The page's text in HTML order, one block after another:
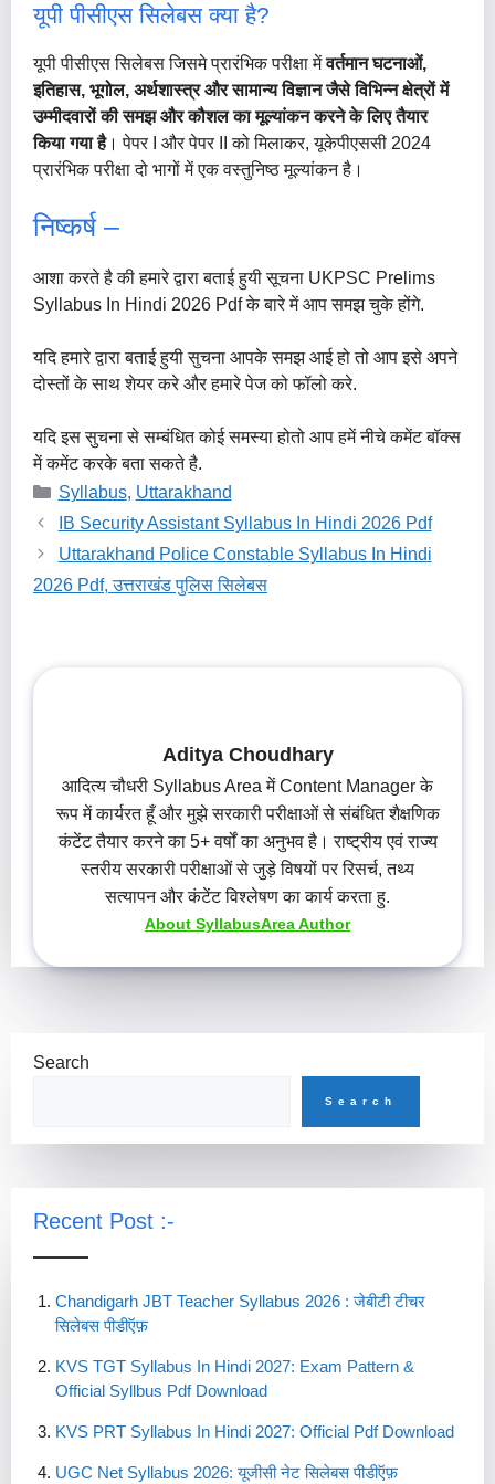
यूपी पीसीएस सिलेबस क्या है?
यूपी पीसीएस सिलेबस जिसमे प्रारंभिक परीक्षा मेंवर्तमान घटनाओं,
इतिहास, भूगोल, अर्थशास्त्र और सामान्य विज्ञान जैसे विभिन्न क्षेत्रों में
उम्मीदवारों की समझ और कौशल का मूल्यांकन करने के लिए तैयार
किया गया है। पेपर I और पेपर II को मिलाकर, यूकेपीएससी 2024
प्रारंभिक परीक्षा दो भागों में एक वस्तुनिष्ठ मूल्यांकन है।
निष्कर्ष –
आशा करते है की हमारे द्वारा बताई हुयी सूचना UKPSC Prelims
Syllabus In Hindi 2026 Pdf के बारे में आप समझ चुके होंगे.
यदि हमारे द्वारा बताई हुयी सुचना आपके समझ आई हो तो आप इसे अपने
दोस्तों के साथ शेयर करे और हमारे पेज को फॉलो करे.
यदि इस सुचना से सम्बंधित कोई समस्या होतो आप हमें नीचे कमेंट बॉक्स
में कमेंट करके बता सकते है.
Categories
Syllabus, Uttarakhand
IB Security Assistant Syllabus In Hindi 2026 Pdf
Uttarakhand Police Constable Syllabus In Hindi
2026 Pdf, उत्तराखंड पुलिस सिलेबस
Aditya Choudhary
आदित्य चौधरी Syllabus Area में Content Manager के
रूप में कार्यरत हूँ और मुझे सरकारी परीक्षाओं से संबंधित शैक्षणिक
कंटेंट तैयार करने का 5+ वर्षों का अनुभव है। राष्ट्रीय एवं राज्य
स्तरीय सरकारी परीक्षाओं से जुड़े विषयों पर रिसर्च, तथ्य
सत्यापन और कंटेंट विश्लेषण का कार्य करता हु.
About SyllabusArea Author
Search
Search
Recent Post :-
Chandigarh JBT Teacher Syllabus 2026 : जेबीटी टीचर
सिलेबस पीडीऍफ़
KVS TGT Syllabus In Hindi 2027: Exam Pattern &
Official Syllbus Pdf Download
KVS PRT Syllabus In Hindi 2027: Official Pdf Download
UGC Net Syllabus 2026: यूजीसी नेट सिलेबस पीडीऍफ़